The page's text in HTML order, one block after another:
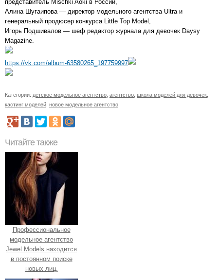
представитель Mischki Aoki в России,
Алина Шугаипова — директор модельного агентства Ultra и
генеральный продюсер конкурса Little Top Model,
Игорь Подшивалов — шеф редактор журнала для девочек Daysy
Magazine.
https://vk.com/album-63580265_197759997
Категории: детское модельное агентство агентство школа моделей для девочек
кастинг моделей новое модельное агентство
Читайте также
Профессиональное
модельное агентство
Jewel Models находится
в постоянном поиске
новых лиц.